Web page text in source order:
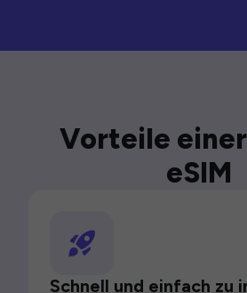
Vorteile
eSIM
Schnell und einfach zu